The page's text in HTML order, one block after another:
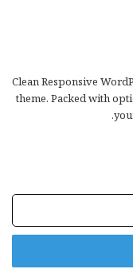
Clean Responsive
theme. Packed with